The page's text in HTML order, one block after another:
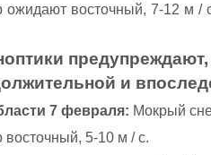
ожидают восточный, 7-12 м /
и
7 февраля: Мокрый
восточный, 5-10 м / с.